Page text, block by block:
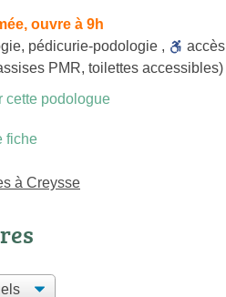
ouvre à 9h
, pédicurie-podologie , accès
PMR, toilettes accessibles)
cette podologue
fiche
à Creysse